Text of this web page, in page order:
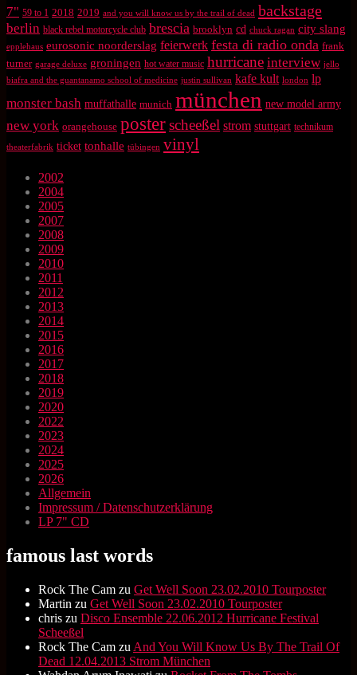
7" 59 to 1 2018 2019 and you will know us by the trail of dead backstage
berlin black rebel motorcycle club brescia brooklyn cd chuck ragan city slang
epplehaus eurosonic noorderslag feierwerk festa di radio onda frank
turner garage deluxe groningen hot water music hurricane interview jello
biafra and the guantanamo school of medicine justin sullivan kafe kult london lp
monster bash muffathalle munich münchen new model army
new york orangehouse posterscheeßel strom stuttgart technikum
theaterfabrik ticket tonhalle tübingen vinyl
2002
2004
2005
2007
2008
2009
2010
2011
2012
2013
2014
2015
2016
2017
2018
2019
2020
2022
2023
2024
2025
2026
Allgemein
Impressum / Datenschutzerklärung
LP 7" CD
famous last words
Rock The Cam zu Get Well Soon 23.02.2010 Tourposter
Martin zu Get Well Soon 23.02.2010 Tourposter
chris zu Disco Ensemble 22.06.2012 Hurricane Festival
Scheeßel
Rock The Cam zu And You Will Know Us By The Trail Of
Dead 12.04.2013 Strom München